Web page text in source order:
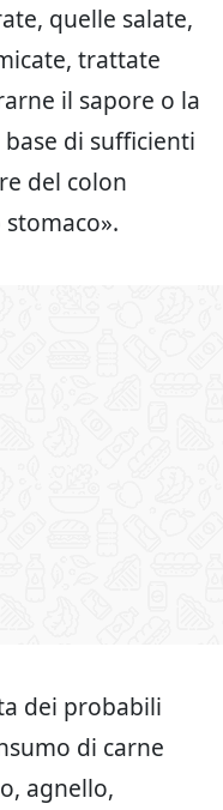
quelle salate,
trattate
il sapore o la
di sufficienti
del colon
dei probabili
di carne
agnello,